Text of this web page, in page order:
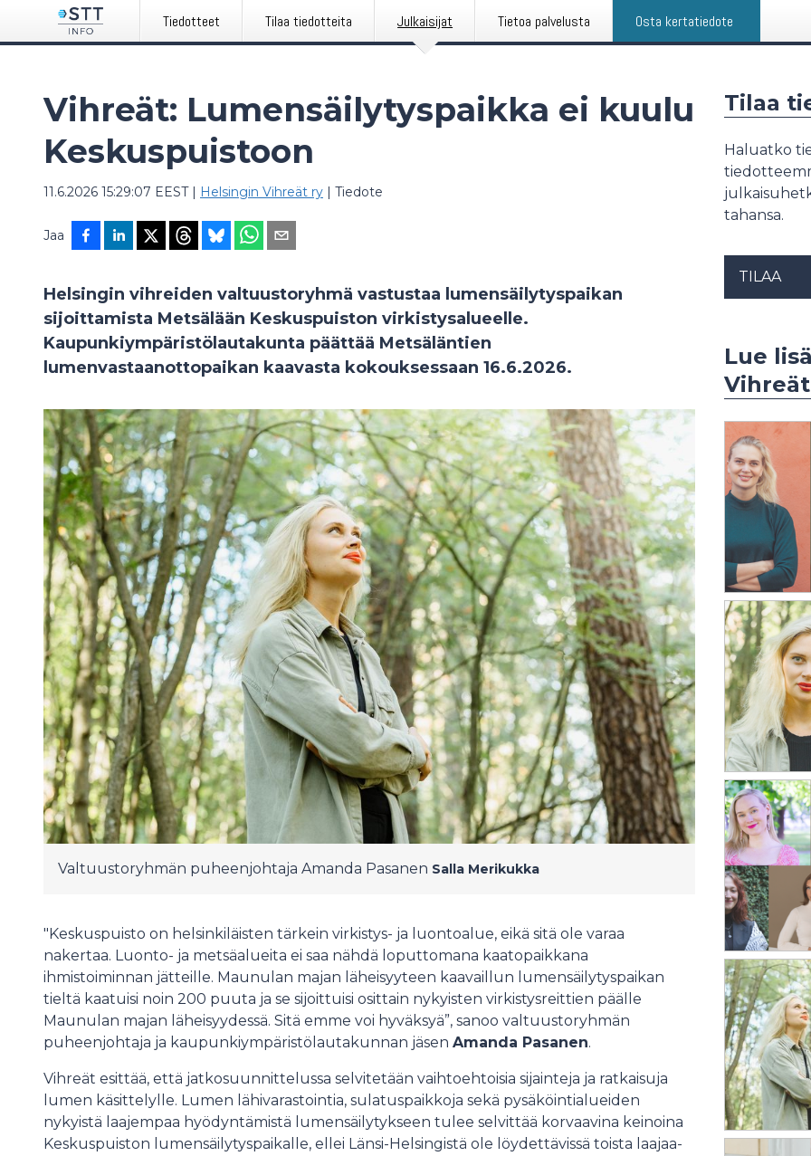
Tiedotteet Tilaa tiedotteita Julkaisijat Tietoa palvelusta Osta kertatiedote
Vihreät: Lumensäilytyspaikka ei kuulu
Keskuspuistoon
11.6.2026 15:29:07 EEST| Helsingin Vihreät ry | Tiedote
Jaa
Helsingin vihreiden valtuustoryhmä vastustaa lumensäilytyspaikan
sijoittamista Metsälään Keskuspuiston virkistysalueelle.
Kaupunkiympäristölautakunta päättää Metsäläntien
lumenvastaanottopaikan kaavasta kokouksessaan 16.6.2026.
Valtuustoryhmän puheenjohtaja Amanda Pasanen Salla Merikukka
"Keskuspuisto on helsinkiläisten tärkein virkistys- ja luontoalue, eikä sitä ole varaa
nakertaa. Luonto- ja metsäalueita ei saa nähdä loputtomana kaatopaikkana
ihmistoiminnan jätteille. Maunulan majan läheisyyteen kaavaillun lumensäilytyspaikan
tieltä kaatuisi noin 200 puuta ja se sijoittuisi osittain nykyisten virkistysreittien päälle
Maunulan majan läheisyydessä. Sitä emme voi hyväksyä”, sanoo valtuustoryhmän
puheenjohtaja ja kaupunkiympäristölautakunnan jäsen Amanda Pasanen.
Vihreät esittää, että jatkosuunnittelussa selvitetään vaihtoehtoisia sijainteja ja ratkaisuja
lumen käsittelylle. Lumen lähivarastointia, sulatuspaikkoja sekä pysäköintialueiden
nykyistä laajempaa hyödyntämistä lumensäilytykseen tulee selvittää korvaavina keinoina
Keskuspuiston lumensäilytyspaikalle, ellei Länsi-Helsingistä ole löydettävissä toista laajaa-
Tilaa
Haluatko
tahansa.
TILAA
Lue